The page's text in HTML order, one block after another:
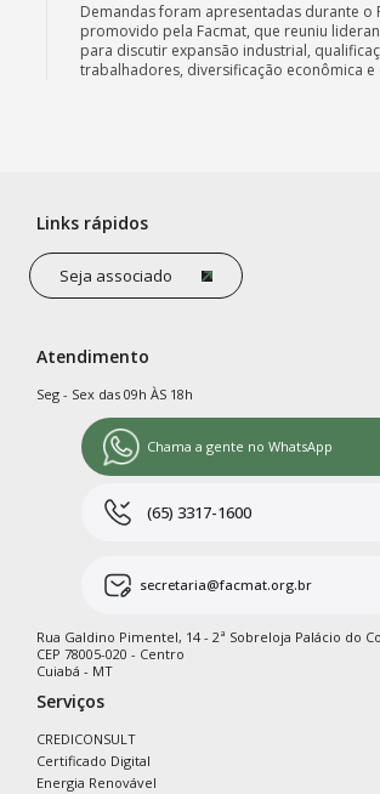
Demandas foram apresentadas durante o
promovido pela Facmat, que reuniu
para discutir expansão industrial,
trabalhadores, diversificação econômica
Links rápidos
Seja associado
Atendimento
Seg - Sex das 09h ÀS 18h
Chama a gente no WhatsApp
(65) 3317-1600
secretaria@facmat.org.br
Rua Galdino Pimentel, 14 - 2ª Sobreloja Palácio do
CEP 78005-020 - Centro
Cuiabá - MT
Serviços
CREDICONSULT
Certificado Digital
Energia Renovável